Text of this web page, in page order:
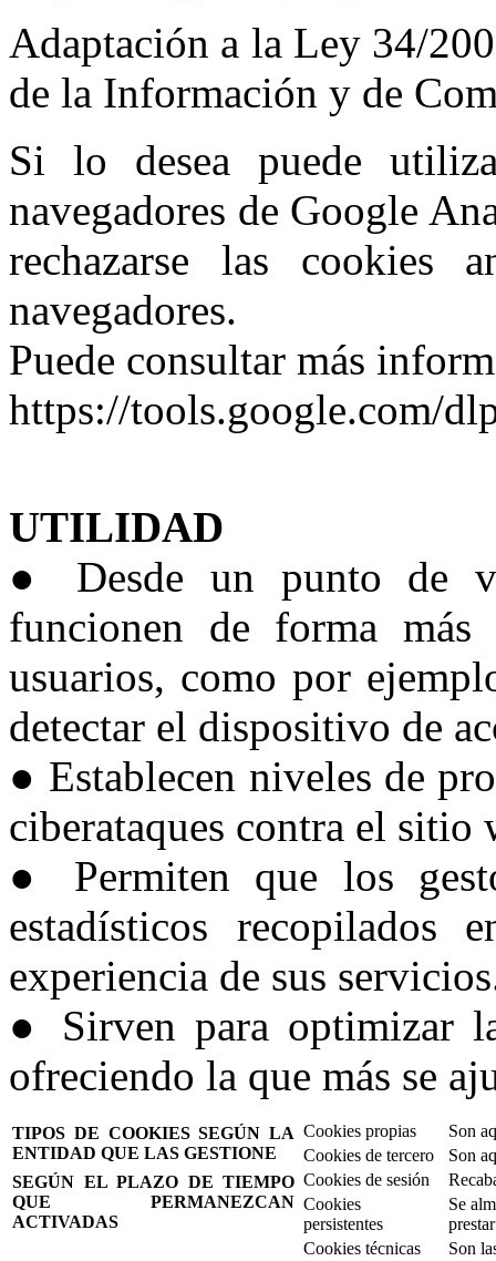
Adaptación a la Ley 34/
de la Información y de
Si lo desea puede
navegadores de Google
rechazarse las cookies
navegadores.
Puede consultar más
https://tools.google.com/
UTILIDAD
● Desde un punto de
funcionen de forma
usuarios, como por
detectar el dispositivo de
● Establecen niveles de
ciberataques contra el sitio
● Permiten que los
estadísticos
experiencia de sus
● Sirven para optimizar
ofreciendo la que más se
TIPOS DE COOKIES SEGÚN LA
ENTIDAD QUE LAS GESTIONE
Cookies propias
Son
Cookies de tercero
Son
SEGÚN EL PLAZO DE TIEMPO
QUE PERMANEZCAN
ACTIVADAS
Cookies de sesión
Cookies
persistentes
Se
Cookies técnicas
Son